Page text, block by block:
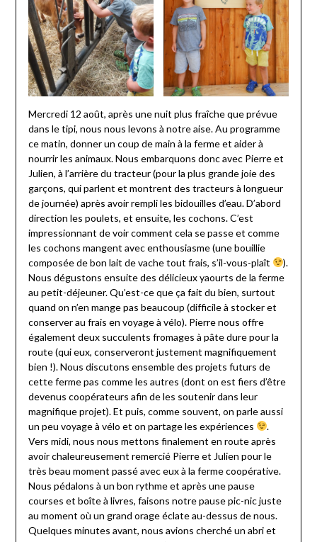
Mercredi 12 août, après une nuit plus fraîche que prévue
dans le tipi, nous nous levons à notre aise. Au programme
ce matin, donner un coup de main à la ferme et aider à
nourrir les animaux. Nous embarquons donc avec Pierre et
Julien, à l’arrière du tracteur (pour la plus grande joie des
garçons, qui parlent et montrent des tracteurs à longueur
de journée) après avoir rempli les bidouilles d’eau. D’abord
direction les poulets, et ensuite, les cochons. C’est
impressionnant de voir comment cela se passe et comme
les cochons mangent avec enthousiasme (une bouillie
composée de bon lait de vache tout frais, s’il-vous-plaît
).
Nous dégustons ensuite des délicieux yaourts de la ferme
au petit-déjeuner. Qu’est-ce que ça fait du bien, surtout
quand on n’en mange pas beaucoup (difficile à stocker et
conserver au frais en voyage à vélo). Pierre nous offre
également deux succulents fromages à pâte dure pour la
route (qui eux, conserveront justement magnifiquement
bien !). Nous discutons ensemble des projets futurs de
cette ferme pas comme les autres (dont on est fiers d’être
devenus coopérateurs afin de les soutenir dans leur
magnifique projet). Et puis, comme souvent, on parle aussi
un peu voyage à vélo et on partage les expériences
.
Vers midi, nous nous mettons finalement en route après
avoir chaleureusement remercié Pierre et Julien pour le
très beau moment passé avec eux à la ferme coopérative.
Nous pédalons à un bon rythme et après une pause
courses et boîte à livres, faisons notre pause pic-nic juste
au moment où un grand orage éclate au-dessus de nous.
Quelques minutes avant, nous avions cherché un abri et